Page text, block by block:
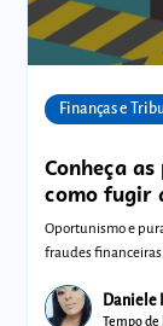
Finanças e
Conheça
como fugir
Oportunismo e
fraudes
Daniele
Tempo